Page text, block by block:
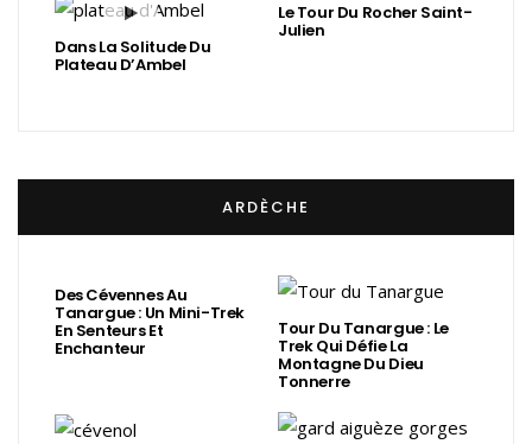
Dans La Solitude Du
Plateau D’Ambel
Le Tour Du Rocher Saint-
Julien
ARDÈCHE
Des Cévennes Au
Tanargue : Un Mini-Trek
En Senteurs Et
Enchanteur
Tour Du Tanargue : Le
Trek Qui Défie La
Montagne Du Dieu
Tonnerre